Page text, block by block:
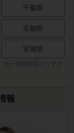
千葉県
京都府
宮城県
も一部非対応エリアが
報